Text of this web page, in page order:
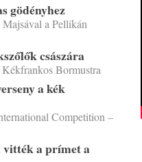
gödényhez
a Pellikán
császára
Bormustra
a kék
Competition –
a prímet a